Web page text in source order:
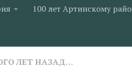
100 лет Артинскому
ЛЕТ НАЗАД…